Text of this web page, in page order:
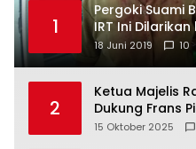
1
Pergoki Suami
IRT Ini Dilarikan
18 Juni 2019 10
2
Ketua Majelis
Dukung Frans
Freeport
15 Oktober 2025